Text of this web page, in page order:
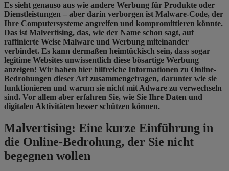
Es sieht genauso aus wie andere Werbung für Produkte oder
Dienstleistungen – aber darin verborgen ist Malware-Code, der
Ihre Computersysteme angreifen und kompromittieren könnte.
Das ist Malvertising, das, wie der Name schon sagt, auf
raffinierte Weise Malware und Werbung miteinander
verbindet. Es kann dermaßen heimtückisch sein, dass sogar
legitime Websites unwissentlich diese bösartige Werbung
anzeigen! Wir haben hier hilfreiche Informationen zu Online-
Bedrohungen dieser Art zusammengetragen, darunter wie sie
funktionieren und warum sie nicht mit Adware zu verwechseln
sind. Vor allem aber erfahren Sie, wie Sie Ihre Daten und
digitalen Aktivitäten besser schützen können.
Malvertising: Eine kurze Einführung in
die Online-Bedrohung, der Sie nicht
begegnen wollen